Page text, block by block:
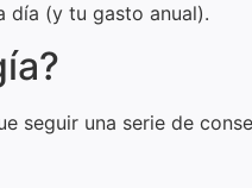
día (y tu gasto anual).
seguir una serie de